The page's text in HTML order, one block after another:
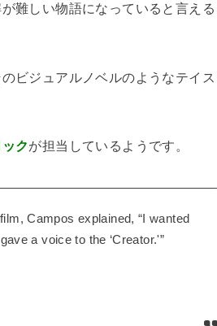
難しい物語になっていると言える
ビジュアルノベルのようなテイス
クが担当しているようです。
Campos explained, “I wanted
a voice to the ‘Creator.'”